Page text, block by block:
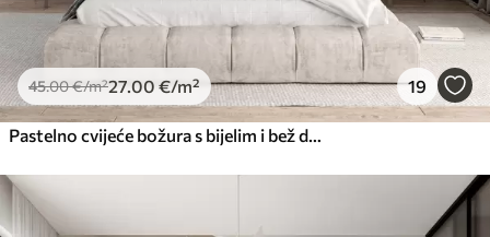
45.00€/m²27 .00 €/m² 19